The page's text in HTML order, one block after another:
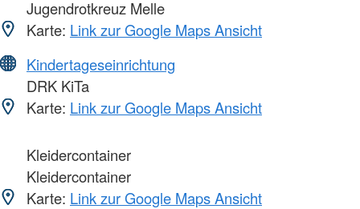
Jugendrotkreuz Melle
Karte: Link zur Google Maps Ansicht
Kindertageseinrichtung
DRK KiTa
Karte: Link zur Google Maps Ansicht
Kleidercontainer
Kleidercontainer
Karte: Link zur Google Maps Ansicht